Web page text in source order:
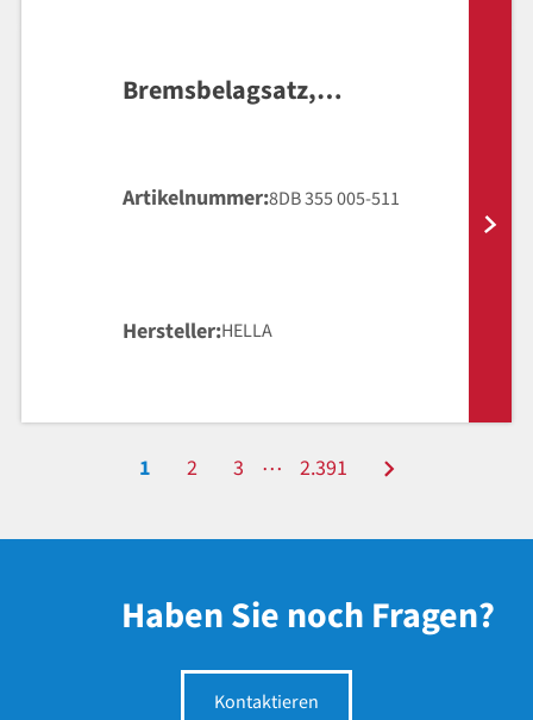
Bremsbelagsatz,
Artikelnummer 8DB 355 005-511
Hersteller HELLA
1 2 3 … 2.391
Haben Sie noch Fragen?
Kontaktieren